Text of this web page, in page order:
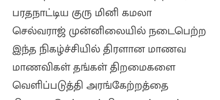
பரதநாட்டிய குரு மினி கமலா
செல்வராஜ் முன்னிலையில் நடைபெற்ற
இந்த நிகழ்ச்சியில் திரளான மாணவ
மாணவிகள் தங்கள் திறமைகளை
வெளிப்படுத்தி அரங்கேற்றத்தை